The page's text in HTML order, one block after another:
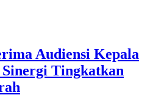
Audiensi Kepala
Sinergi Tingkatkan